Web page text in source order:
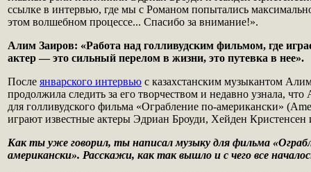
ссылке в интервью, где мы с Романом попытались
этом волшебном процессе... Спасибо за внимание!».
Алим Заиров: «Работа над голливудским фильмом, где
актер — это сильный перелом в жизни, это путевка в нее».
После январского интервью с казахстанским музыкантом
продолжила следить за его творчеством и недавно узнала,
для голливудского фильма «Ограбление по-американски»
играют известные актеры Эдриан Броуди, Хейден
Как ты уже говорил, ты написал музыку для фильма
американски». Расскажи, как так вышло и с чего все